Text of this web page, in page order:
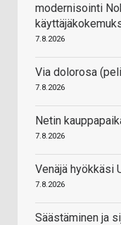
modernisointi
7.8.2026
Via dolorosa
7.8.2026
Netin
7.8.2026
Venäjä hyökkäsi
7.8.2026
Säästäminen ja